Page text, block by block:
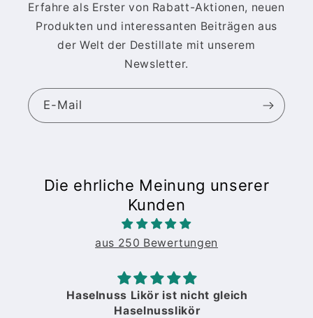
Erfahre als Erster von Rabatt-Aktionen, neuen
Produkten und interessanten Beiträgen aus
der Welt der Destillate mit unserem
Newsletter.
E-Mail
Die ehrliche Meinung unserer
Kunden
aus 250 Bewertungen
Haselnuss Likör ist nicht gleich
Haselnusslikör